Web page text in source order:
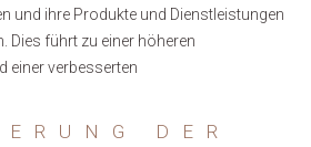
und ihre Produkte und Dienstleistungen
Dies führt zu einer höheren
einer verbesserten
DER